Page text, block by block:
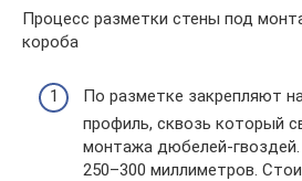
Процесс разметки стены под
короба
По разметке закрепляют
профиль, сквозь который
монтажа дюбелей-
250–300 миллиметров.